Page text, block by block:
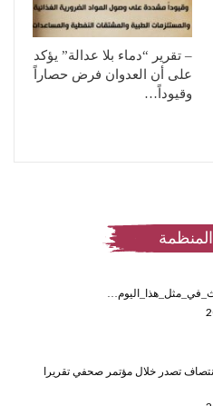
– تقرير “دماء بلا عدالة” يؤكد
على أن العدوان فرض حصاراً
وقيوداً…
تصدر خلال مؤتمر صحفي تقريرا